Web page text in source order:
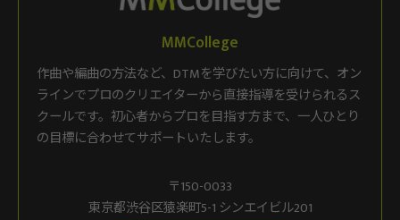
MMCollege
作曲や編曲の方法など、DTMを学びたい方に向けて、オン
ラインでプロのクリエイターから直接指導を受けられるス
クールです。初心者からプロを目指す方まで、一人ひとり
の目標に合わせてサポートいたします。
〒150-0033
東京都渋谷区猿楽町5-1 シンエイビル201